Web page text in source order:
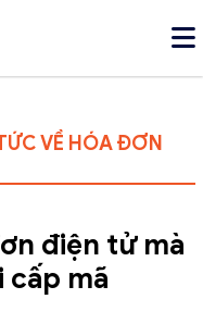
VỀ HÓA ĐƠN
điện tử mà
mã